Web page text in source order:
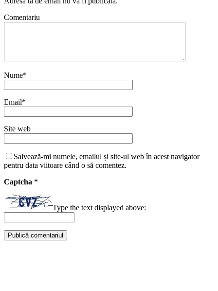
Comentariu
Nume*
Email*
Site web
Salvează-mi numele, emailul și site-ul web în acest navigator
pentru data viitoare când o să comentez.
Captcha *
Type the text displayed above: